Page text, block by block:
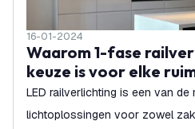
16-01-2024
Waarom 1-fase railverlichting dé slimme
keuze is voor elke
LED railverlichting is een van
lichtoplossingen voor zowel